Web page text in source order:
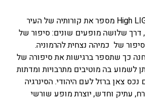
מופע הלייזר High LIGHT JLM מספר את קורותיה של העיר
דרך שלושה מופעים שונים: סיפור של
של כמיהה נצחית להרמוניה.
כך שתספר ברגישות את סיפורה של
לשמוע בה מוטיבים מתרבויות ומדתות
צאן ברזל לעם היהודי. הסינרגיה
עתיק וחדש, יוצרת מופע שורשי